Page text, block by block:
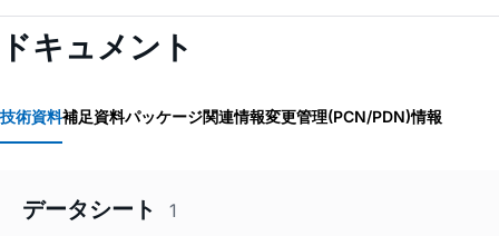
ドキュメント
技術資料補足資料パッケージ関連情報変更管理(PCN/PDN)情報
データシート 1